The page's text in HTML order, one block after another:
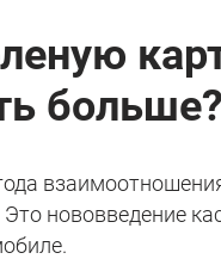
больше?
Это нововведение